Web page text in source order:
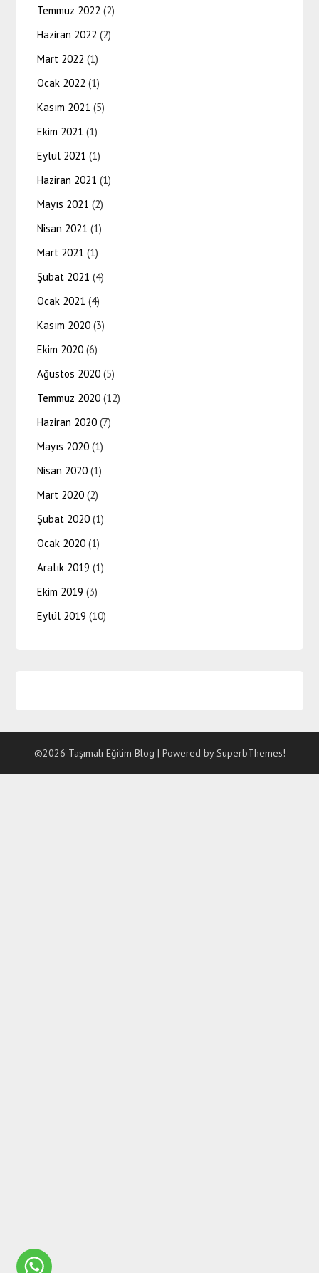
Temmuz 2022 (2)
Haziran 2022 (2)
Mart 2022 (1)
Ocak 2022 (1)
Kasım 2021 (5)
Ekim 2021 (1)
Eylül 2021 (1)
Haziran 2021 (1)
Mayıs 2021 (2)
Nisan 2021 (1)
Mart 2021 (1)
Şubat 2021 (4)
Ocak 2021 (4)
Kasım 2020 (3)
Ekim 2020 (6)
Ağustos 2020 (5)
Temmuz 2020 (12)
Haziran 2020 (7)
Mayıs 2020 (1)
Nisan 2020 (1)
Mart 2020 (2)
Şubat 2020 (1)
Ocak 2020 (1)
Aralık 2019 (1)
Ekim 2019 (3)
Eylül 2019 (10)
©2026 Taşımalı Eğitim Blog | Powered bySuperbThemes!